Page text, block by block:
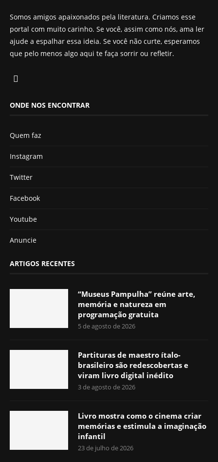
Somos amigos apaixonados pela literatura. Criamos esse
portal com muito carinho. Se você, assim como nós, ama ler
ajude a espalhar essa ideia. Se você não curte, esperamos
que pelo menos algo aqui te faça sorrir ou refletir.
ONDE NOS ENCONTRAR
Quem faz
Instagram
Twitter
Facebook
Youtube
Anuncie
ARTIGOS RECENTES
“Museus Pampulha” reúne arte,
memória e natureza em
programação gratuita
5 de agosto de 2026
Partituras de maestro ítalo-
brasileiro são redescobertas e
viram livro digital inédito
3 de agosto de 2026
Livro mostra como o cinema criar
memórias e estimula a imaginação
infantil
23 de julho de 2026